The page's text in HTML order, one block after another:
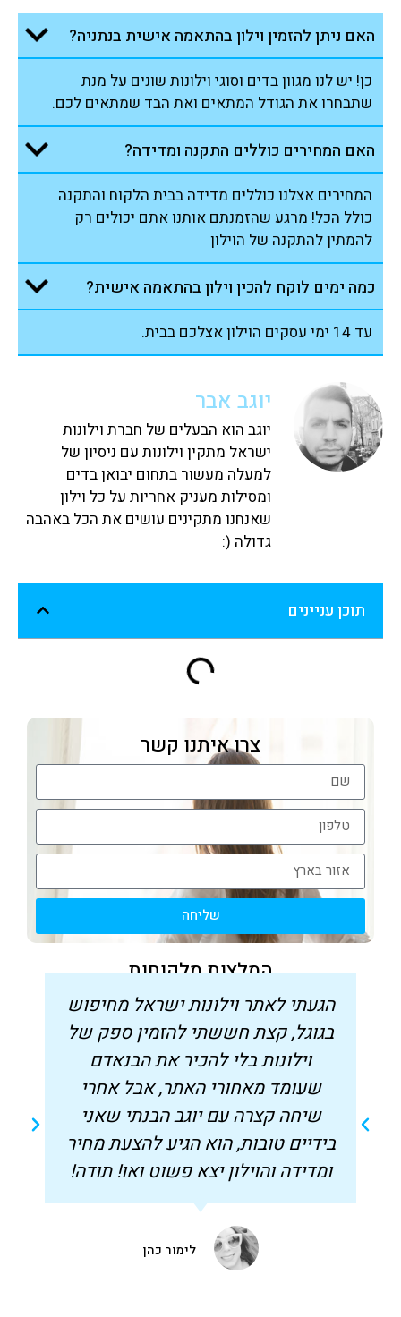
תוכן עניינים
צרו איתנו קשר
שליחה
המלצות מלקוחות
הגעתי לאתר וילונות ישראל מחיפוש
בגוגל, קצת חששתי להזמין ספק של
וילונות בלי להכיר את הבנאדם
שעומד מאחורי האתר, אבל אחרי
שיחה קצרה עם יוגב הבנתי שאני
בידיים טובות, הוא הגיע להצעת מחיר
ומדידה והוילון יצא פשוט ואו! תודה!
לימור כהן
האם ניתן להזמין וילון בהתאמה אישית בנתניה?
כן! יש לנו מגוון בדים וסוגי וילונות שונים על מנת
שתבחרו את הגודל המתאים ואת הבד שמתאים לכם.
האם המחירים כוללים התקנה ומדידה?
המחירים אצלנו כוללים מדידה בבית הלקוח והתקנה
כולל הכל! מרגע שהזמנתם אותנו אתם יכולים רק
להמתין להתקנה של הוילון
כמה ימים לוקח להכין וילון בהתאמה אישית?
עד 14 ימי עסקים הוילון אצלכם בבית.
יוגב אבר
יוגב הוא הבעלים של חברת וילונות
ישראל מתקין וילונות עם ניסיון של
למעלה מעשור בתחום יבואן בדים
ומסילות מעניק אחריות על כל וילון
שאנחנו מתקינים עושים את הכל באהבה
גדולה (: